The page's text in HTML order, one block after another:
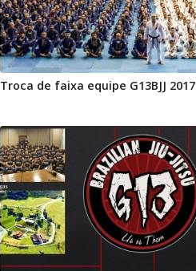
Troca de faixa equipe G13BJJ 2017